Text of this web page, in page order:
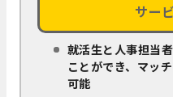
サー
就活生と人事担当
ことができ、マッ
可能